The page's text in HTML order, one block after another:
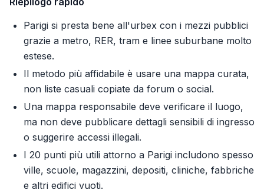
Parigi si presta bene all'urbex con i mezzi pubblici
grazie a metro, RER, tram e linee suburbane molto
estese.
Il metodo più affidabile è usare una mappa curata,
non liste casuali copiate da forum o social.
Una mappa responsabile deve verificare il luogo,
ma non deve pubblicare dettagli sensibili di ingresso
o suggerire accessi illegali.
I 20 punti più utili attorno a Parigi includono spesso
ville, scuole, magazzini, depositi, cliniche, fabbriche
e altri edifici vuoti.